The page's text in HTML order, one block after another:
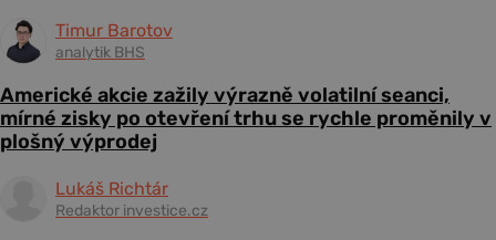
Timur Barotov
analytik BHS
Americké akcie zažily výrazně volatilní seanci,
mírné zisky po otevření trhu se rychle proměnily v
plošný výprodej
Lukáš Richtár
Redaktor investice.cz